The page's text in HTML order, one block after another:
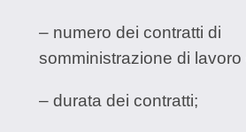
– numero dei contratti di
somministrazione di lavoro
– durata dei contratti;